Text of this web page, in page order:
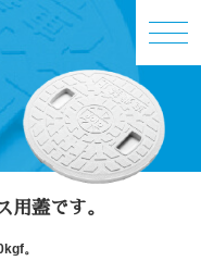
用蓋です。
。